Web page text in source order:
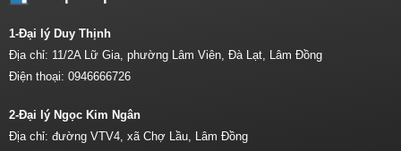
1-Đại lý Duy Thịnh
Địa chỉ: 11/2A Lữ Gia, phường Lâm Viên, Đà Lạt, Lâm Đồng
Điện thoại: 0946666726
2-Đại lý Ngọc Kim Ngân
Địa chỉ: đường VTV4, xã Chợ Lầu, Lâm Đồng